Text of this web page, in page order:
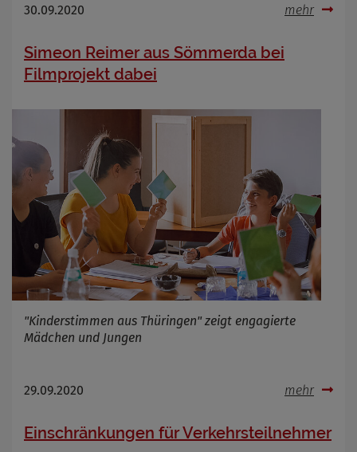
30.09.2020 mehr
Simeon Reimer aus Sömmerda bei
Filmprojekt dabei
"Kinderstimmen aus Thüringen" zeigt engagierte
Mädchen und Jungen
29.09.2020 mehr
Einschränkungen für Verkehrsteilnehmer